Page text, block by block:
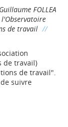
Guillaume FOLLEA
l'Observatoire
de travail //
de travail)
de travail".
suivre